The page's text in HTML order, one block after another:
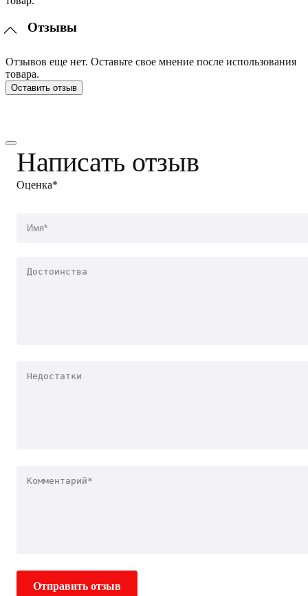
Отзывы
Отзывов еще нет. Оставьте свое мнение после использования
товара.
Оставить отзыв
Написать отзыв
Оценка*
Отправить отзыв